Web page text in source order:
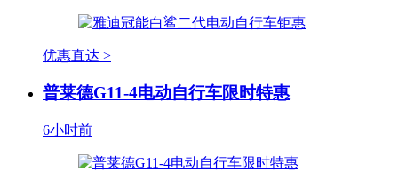
优惠直达 >
普莱德G11-4电动自行车限时特惠
6小时前